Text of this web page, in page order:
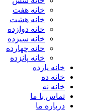
خانه هفت
خانه هشت
خانه دوازده
خانه سیزده
خانه چهارده
خانه پانزده
خانه یازده
خانه ده
خانه نه
تماس با ما
درباره ما